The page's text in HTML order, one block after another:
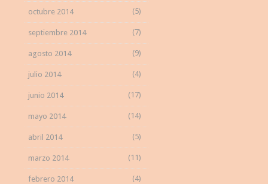
octubre 2014 (5)
septiembre 2014 (7)
agosto 2014 (9)
julio 2014 (4)
junio 2014 (17)
mayo 2014 (14)
abril 2014 (5)
marzo 2014 (11)
febrero 2014 (4)